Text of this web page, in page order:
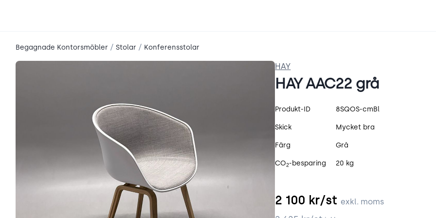
Begagnade Kontorsmöbler / Stolar / Konferensstolar
HAY
HAY AAC22 grå
Produktspecifikation
Produkt-ID 8SQOS-cmBl
Skick Mycket bra
Färg Grå
CO2-besparing 20 kg
2 100 kr/st exkl. moms